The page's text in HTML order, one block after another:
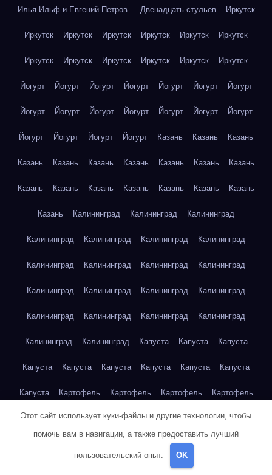
Илья Ильф и Евгений Петров — Двенадцать стульев Иркутск
Иркутск Иркутск Иркутск Иркутск Иркутск Иркутск
Иркутск Иркутск Иркутск Иркутск Иркутск Иркутск
Йогурт Йогурт Йогурт Йогурт Йогурт Йогурт Йогурт
Йогурт Йогурт Йогурт Йогурт Йогурт Йогурт Йогурт
Йогурт Йогурт Йогурт Йогурт Казань Казань Казань
Казань Казань Казань Казань Казань Казань Казань
Казань Казань Казань Казань Казань Казань Казань
Казань Калининград Калининград Калининград
Калининград Калининград Калининград Калининград
Калининград Калининград Калининград Калининград
Калининград Калининград Калининград Калининград
Калининград Калининград Калининград Калининград
Калининград Калининград Капуста Капуста Капуста
Капуста Капуста Капуста Капуста Капуста Капуста
Капуста Картофель Картофель Картофель Картофель
Картофель Картофель Картофель Картофель
Картофель
Кейптаун
Этот сайт использует куки-файлы и другие технологии, чтобы
помочь вам в навигации, а также предоставить лучший
пользовательский опыт. OK